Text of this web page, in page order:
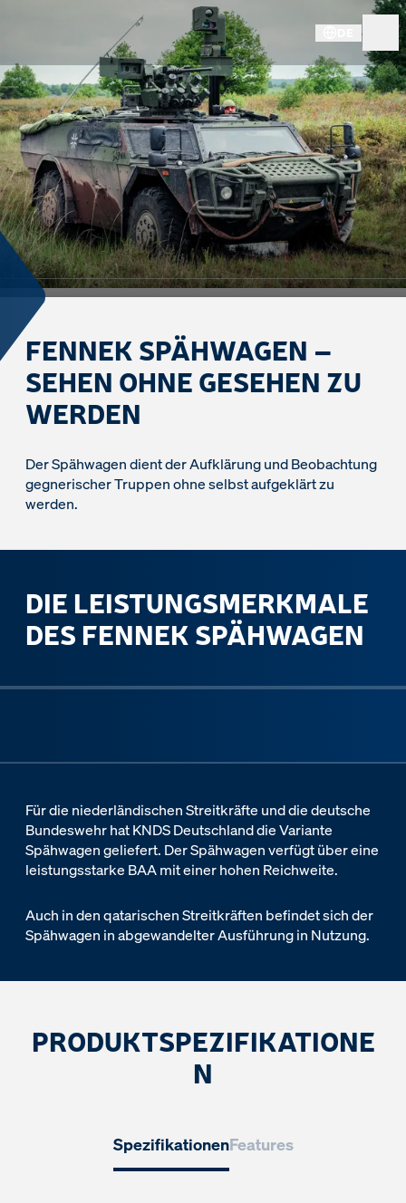
FENNEK SPÄHWAGEN –
SEHEN OHNE GESEHEN ZU
WERDEN
Der Spähwagen dient der Aufklärung und Beobachtung
gegnerischer Truppen ohne selbst aufgeklärt zu
werden.
DIE LEISTUNGSMERKMALE
DES FENNEK SPÄHWAGEN
Für die niederländischen Streitkräfte und die deutsche
Bundeswehr hat KNDS Deutschland die Variante
Spähwagen geliefert. Der Spähwagen verfügt über eine
leistungsstarke BAA mit einer hohen Reichweite.
Auch in den qatarischen Streitkräften befindet sich der
Spähwagen in abgewandelter Ausführung in Nutzung.
PRODUKTSPEZIFIKATIONE
N
SpezifikationenFeatures